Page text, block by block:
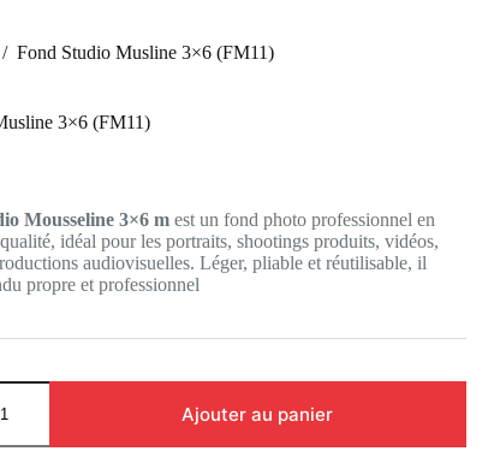
/ Fond Studio Musline 3×6 (FM11)
3×6 (FM11)
Mousseline 3×6 mest un fond photo professionnel en
idéal pour les portraits, shootings produits, vidéos,
audiovisuelles. Léger, pliable et réutilisable, il
propre et professionnel
Ajouter au panier